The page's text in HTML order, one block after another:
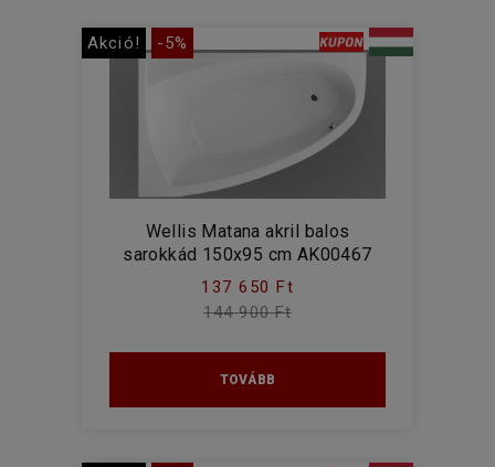
Akció! -5%
Wellis Matana akril balos
sarokkád 150x95 cm AK00467
137 650 Ft
144 900 Ft
TOVÁBB